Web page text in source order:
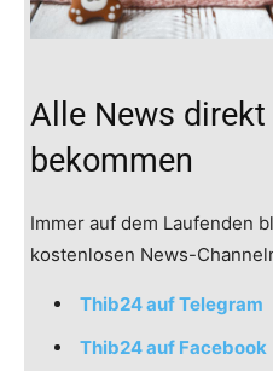
Alle News
bekommen
Immer auf dem Laufenden
kostenlosen News-
Thib24 auf Telegram
Thib24 auf Facebook